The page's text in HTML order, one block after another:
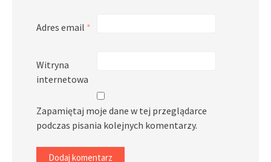
Adres email *
Witryna
internetowa
Zapamiętaj moje dane w tej przeglądarce
podczas pisania kolejnych komentarzy.